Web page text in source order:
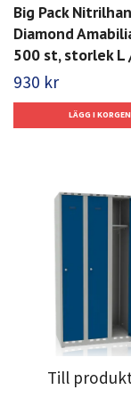
Big Pack
Diamond
500 st, storlek L
930 kr
Till